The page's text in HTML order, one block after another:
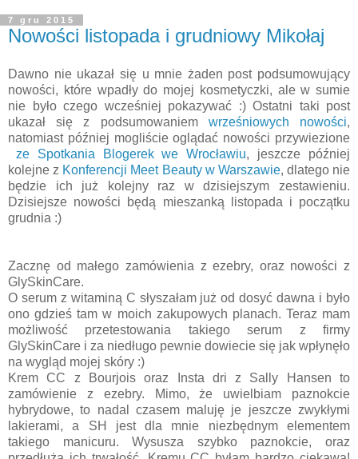
7 gru 2015
Nowości listopada i grudniowy Mikołaj
Dawno nie ukazał się u mnie żaden post podsumowujący
nowości, które wpadły do mojej kosmetyczki, ale w sumie
nie było czego wcześniej pokazywać :) Ostatni taki post
ukazał się z podsumowaniem wrześniowych nowości,
natomiast później mogliście oglądać nowości przywiezione
ze Spotkania Blogerek we Wrocławiu, jeszcze później
kolejne z Konferencji Meet Beauty w Warszawie, dlatego nie
będzie ich już kolejny raz w dzisiejszym zestawieniu.
Dzisiejsze nowości będą mieszanką listopada i początku
grudnia :)
Zacznę od małego zamówienia z ezebry, oraz nowości z
GlySkinCare.
O serum z witaminą C słyszałam już od dosyć dawna i było
ono gdzieś tam w moich zakupowych planach. Teraz mam
możliwość przetestowania takiego serum z firmy
GlySkinCare i za niedługo pewnie dowiecie się jak wpłynęło
na wygląd mojej skóry :)
Krem CC z Bourjois oraz Insta dri z Sally Hansen to
zamówienie z ezebry. Mimo, że uwielbiam paznokcie
hybrydowe, to nadal czasem maluję je jeszcze zwykłymi
lakierami, a SH jest dla mnie niezbędnym elementem
takiego manicuru. Wysusza szybko paznokcie, oraz